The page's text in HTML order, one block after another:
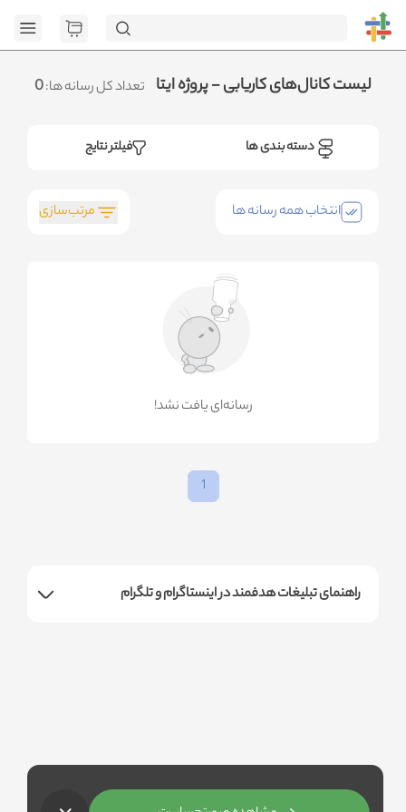
تعداد کل رسانه ها:0 لیست کانال‌های کاریابی - پروژه ایتا
فیلتر نتایج دسته بندی ها
مرتب‌سازی انتخاب همه رسانه ها
!رسانه‌ای یافت نشد
1
راهنمای تبلیغات هدفمند در اینستاگرام و تلگرام
[GET]
.متوجه شدم